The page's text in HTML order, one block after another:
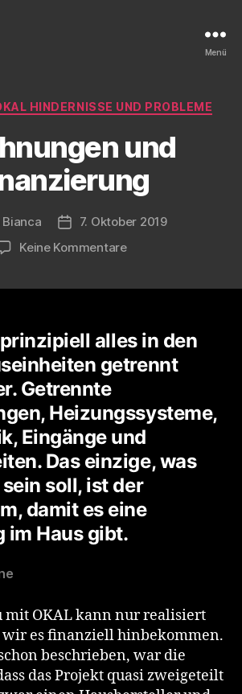
Menü
Kategorien
HINDERNISSE UND PROBLEME
und
Bianca Veröffentlichungsdatum
7. Oktober 2019
Keine Kommentarezu
alles in den
getrennt
Getrennte
Heizungssysteme,
Eingänge und
Das einzige, was
soll, ist der
damit es eine
im Haus gibt.
mit OKAL kann nur realisiert
es finanziell hinbekommen.
beschrieben, war die
das Projekt quasi zweigeteilt